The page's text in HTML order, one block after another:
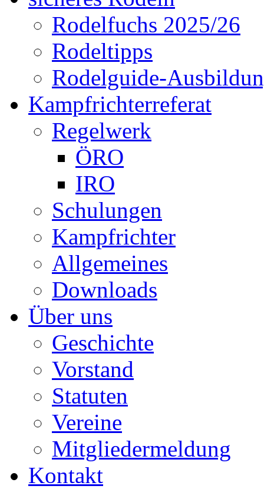
Rodelfuchs 2025/26
Rodeltipps
Rodelguide-
Kampfrichterreferat
Regelwerk
ÖRO
IRO
Schulungen
Kampfrichter
Allgemeines
Downloads
Über uns
Geschichte
Vorstand
Statuten
Vereine
Mitgliedermeldung
Kontakt